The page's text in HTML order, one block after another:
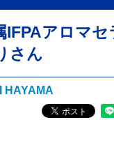
IFPAアロマセ
さん
HAYAMA